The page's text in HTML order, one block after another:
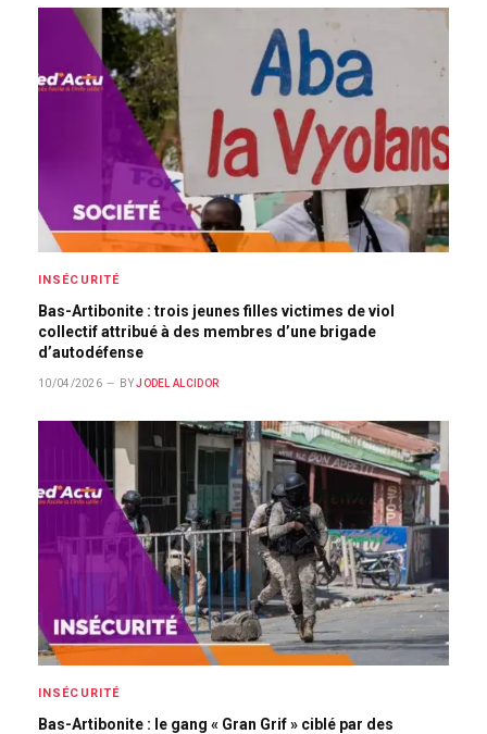
INSÉCURITÉ
Bas-Artibonite : trois jeunes filles victimes de viol
collectif attribué à des membres d’une brigade
d’autodéfense
10/04/2026 BY JODEL ALCIDOR
INSÉCURITÉ
Bas-Artibonite : le gang « Gran Grif » ciblé par des